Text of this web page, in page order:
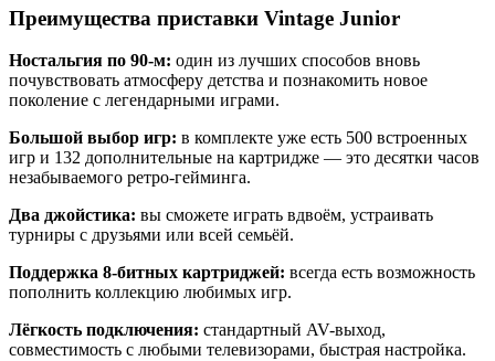
Преимущества приставки Vintage Junior
Ностальгия по 90-м: один из лучших способов вновь
почувствовать атмосферу детства и познакомить новое
поколение с легендарными играми.
Большой выбор игр: в комплекте уже есть 500 встроенных
игр и 132 дополнительные на картридже — это десятки часов
незабываемого ретро-гейминга.
Два джойстика: вы сможете играть вдвоём, устраивать
турниры с друзьями или всей семьёй.
Поддержка 8-битных картриджей: всегда есть возможность
пополнить коллекцию любимых игр.
Лёгкость подключения: стандартный AV-выход,
совместимость с любыми телевизорами, быстрая настройка.